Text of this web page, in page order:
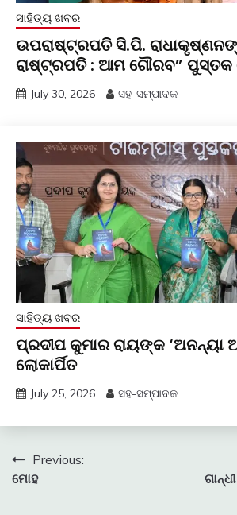
ସାହିତ୍ୟ ଖବର
ଉପରାଷ୍ଟ୍ରପତି ସି.ପି.
ରାଷ୍ଟ୍ରପତି : ଆମ ଗୌରବ” ପୁସ୍ତକ
July 30, 2026 ସହ-ସମ୍ପାଦକ
ସାହିତ୍ୟ ଖବର
ପ୍ରଦୀପ କୁମାର ରାୟଙ୍କ ‘ଅନନ୍ୟା
ଲୋକାର୍ପିତ
July 25, 2026 ସହ-ସମ୍ପାଦକ
Post
navigation
Previous:
ମୋହ